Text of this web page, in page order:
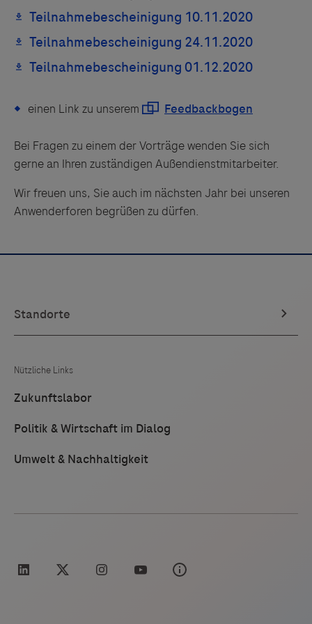
einen Link zu unserem
Bei Fragen zu einem der Vorträge wenden Sie sich
gerne an Ihren zuständigen Außendienstmitarbeiter.
Wir freuen uns, Sie auch im nächsten Jahr bei unseren
Anwenderforen begrüßen zu dürfen.
Links zu Websites Dritter werden im Sinne des
Servicegedankens angeboten. Der Herausgeber äußert
keine Meinung über den Inhalt von Websites Dritter und
Drittinformationen und deren Verwendung ab.